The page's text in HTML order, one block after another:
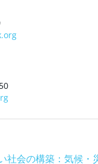
社会の構築：気候・